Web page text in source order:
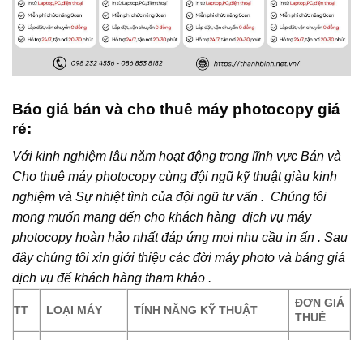
Báo giá bán và cho thuê máy photocopy giá
rẻ:
Với kinh nghiệm lâu năm hoạt động trong lĩnh vực Bán và
Cho thuê máy photocopy cùng đội ngũ kỹ thuật giàu kinh
nghiệm và Sự nhiệt tình của đội ngũ tư vấn . Chúng tôi
mong muốn mang đến cho khách hàng dịch vụ máy
photocopy hoàn hảo nhất đáp ứng mọi nhu cầu in ấn . Sau
đây chúng tôi xin giới thiệu các đời máy photo và bảng giá
dịch vụ để khách hàng tham khảo .
TT LOẠI MÁY TÍNH NĂNG KỸ THUẬT
ĐƠN GIÁ
THUÊ